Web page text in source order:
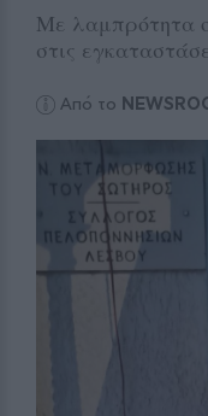
Με λαμπρότητα
στις
Από το